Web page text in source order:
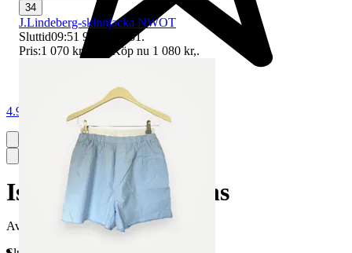
4.9
Isay Como Zip-jeans
Avslutad
8 jun 09:04
34
J.Lindeberg-skinnjacka NWOT
Sluttid09:51 9 aug 09:51.
Pris:1 070 kr, Eller Köp nu 1 080 kr,.